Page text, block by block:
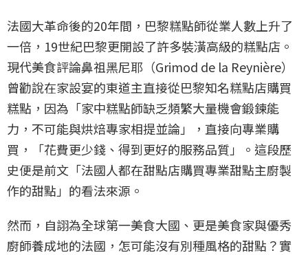
法國大革命後的20年間，巴黎糕點師從業人數上升了
一倍，19世紀巴黎更開設了許多裝潢高級的糕點店。
現代美食評論鼻祖黑尼耶（Grimod de la Reynière）
曾勸說在家設宴的東道主直接從巴黎知名糕點店購買
糕點，因為「家中糕點師缺乏頻繁大量機會鍛鍊能
力，不可能與烘焙專家相提並論」，直接向專業購
買，「花費更少錢、得到更好的服務品質」。這段歷
史便是前文「法國人都在甜點店購買專業甜點主廚製
作的甜點」的看法來源。
然而，自詡為全球第一美食大國、更是美食家與優秀
廚師養成地的法國，怎可能沒有別種風格的甜點？實